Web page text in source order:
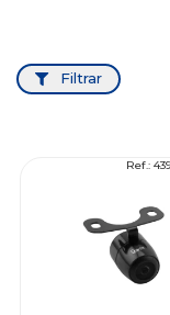
Filtrar
Ref.: